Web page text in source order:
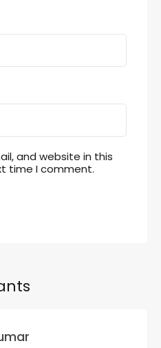
and website in this
time I comment.